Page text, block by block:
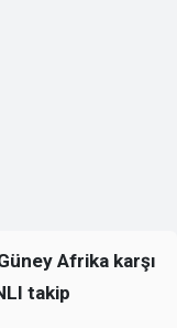
Afrika karşı
takip